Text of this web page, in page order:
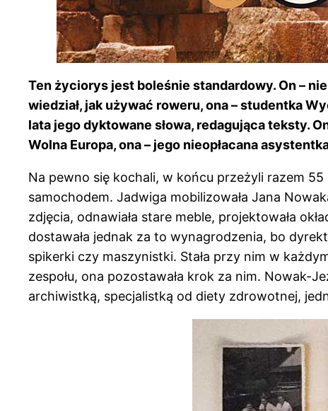
Ten życiorys jest boleśnie standardowy. On –
wiedział, jak używać roweru, ona – studentka
lata jego dyktowane słowa, redagująca teksty.
Wolna Europa, ona – jego nieopłacana
Na pewno się kochali, w końcu przeżyli razem
samochodem. Jadwiga mobilizowała Jana
zdjęcia, odnawiała stare meble, projektowała
dostawała jednak za to wynagrodzenia, bo
spikerki czy maszynistki. Stała przy nim w
zespołu, ona pozostawała krok za nim. Nowak-
archiwistką, specjalistką od diety zdrowotnej,